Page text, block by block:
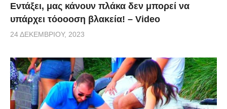
Εντάξει, μας κάνουν πλάκα δεν μπορεί να
υπάρχει τόοοοση βλακεία! – Video
24 ΔΕΚΕΜΒΡΊΟΥ, 2023